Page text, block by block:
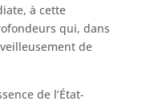
à cette
qui, dans
de
de l’État-